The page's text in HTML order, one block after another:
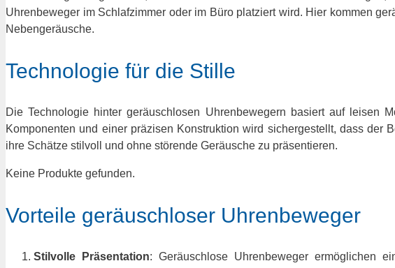
Uhrenbeweger im Schlafzimmer oder im Büro platziert wird. Hier kommen
Nebengeräusche.
Technologie für die Stille
Die Technologie hinter geräuschlosen Uhrenbewegern basiert auf leisen
Komponenten und einer präzisen Konstruktion wird sichergestellt, dass
ihre Schätze stilvoll und ohne störende Geräusche zu präsentieren.
Keine Produkte gefunden.
Vorteile geräuschloser Uhrenbeweger
Stilvolle Präsentation: Geräuschlose Uhrenbeweger ermöglichen